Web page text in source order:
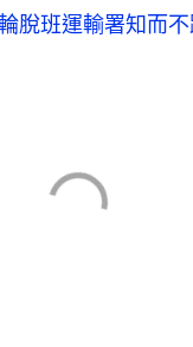
脫班運輸署知而